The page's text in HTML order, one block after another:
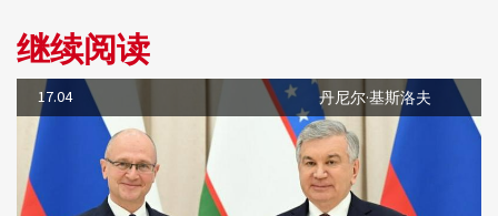
继续阅读
17.04 丹尼尔·基斯洛夫